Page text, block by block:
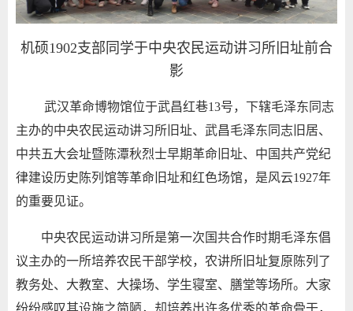
机硕1902支部同学于中央农民运动讲习所旧址前合
影
武汉革命博物馆位于武昌红巷13号，下辖毛泽东同志
主办的中央农民运动讲习所旧址、武昌毛泽东同志旧居、
中共五大会址暨陈潭秋烈士早期革命旧址、中国共产党纪
律建设历史陈列馆等革命旧址和红色场馆，是风云1927年
的重要见证。
中央农民运动讲习所是第一次国共合作时期毛泽东倡
议主办的一所培养农民干部学校，农讲所旧址复原陈列了
教务处、大教室、大操场、学生寝室、膳堂等场所。大家